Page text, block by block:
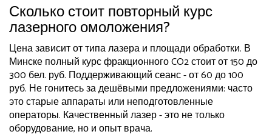
Сколько стоит повторный курс
лазерного омоложения?
Цена зависит от типа лазера и площади обработки. В
Минске полный курс фракционного CO2 стоит от 150 до
300 бел. руб. Поддерживающий сеанс - от 60 до 100
руб. Не гонитесь за дешёвыми предложениями: часто
это старые аппараты или неподготовленные
операторы. Качественный лазер - это не только
оборудование, но и опыт врача.